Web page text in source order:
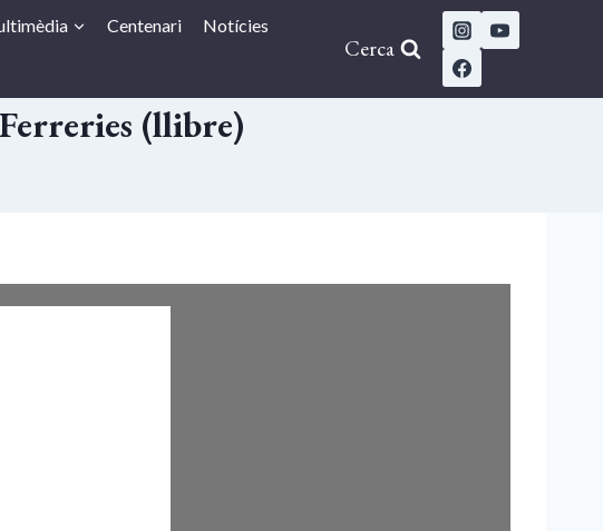
Centenari Notícies
Cerca
(llibre)